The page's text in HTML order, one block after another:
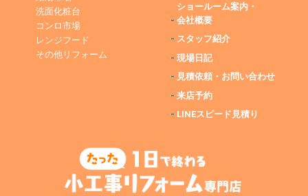
洗面化粧台
コンロ市場
レンジフード
その他リフォーム
-
ショールーム案内・
会社概要
- スタッフ紹介
-現場日記
- 見積依頼・お問い合わせ
-来店予約
- LINEスピード見積り